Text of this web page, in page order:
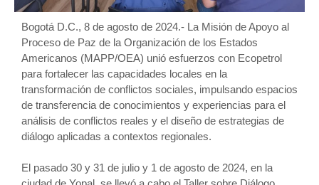
Bogotá D.C., 8 de agosto de 2024.- La Misión de Apoyo al
Proceso de Paz de la Organización de los Estados
Americanos (MAPP/OEA) unió esfuerzos con Ecopetrol
para fortalecer las capacidades locales en la
transformación de conflictos sociales, impulsando espacios
de transferencia de conocimientos y experiencias para el
análisis de conflictos reales y el diseño de estrategias de
diálogo aplicadas a contextos regionales.
El pasado 30 y 31 de julio y 1 de agosto de 2024, en la